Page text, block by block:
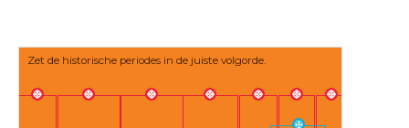
Zet de historische periodes in de juiste volgorde.